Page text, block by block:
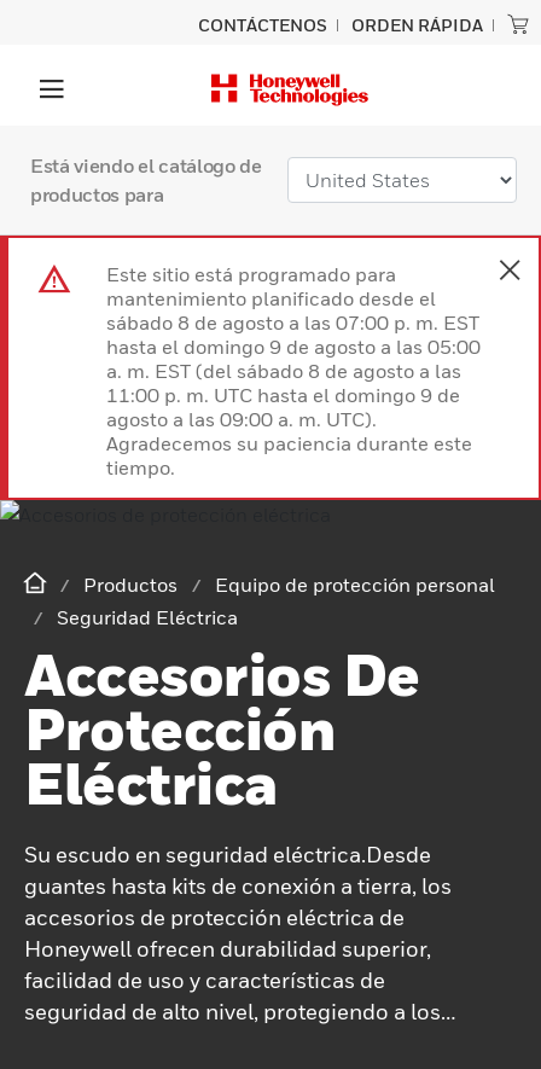
CONTÁCTENOS ORDEN RÁPIDA
Está viendo el catálogo de
productos para
Este sitio está programado para
mantenimiento planificado desde el
sábado 8 de agosto a las 07:00 p. m. EST
hasta el domingo 9 de agosto a las 05:00
a. m. EST (del sábado 8 de agosto a las
11:00 p. m. UTC hasta el domingo 9 de
agosto a las 09:00 a. m. UTC).
Agradecemos su paciencia durante este
tiempo.
Productos
Equipo de protección personal
Seguridad Eléctrica
Accesorios De
Protección
Eléctrica
Su escudo en seguridad eléctrica.Desde
guantes hasta kits de conexión a tierra, los
accesorios de protección eléctrica de
Honeywell ofrecen durabilidad superior,
facilidad de uso y características de
seguridad de alto nivel, protegiendo a los